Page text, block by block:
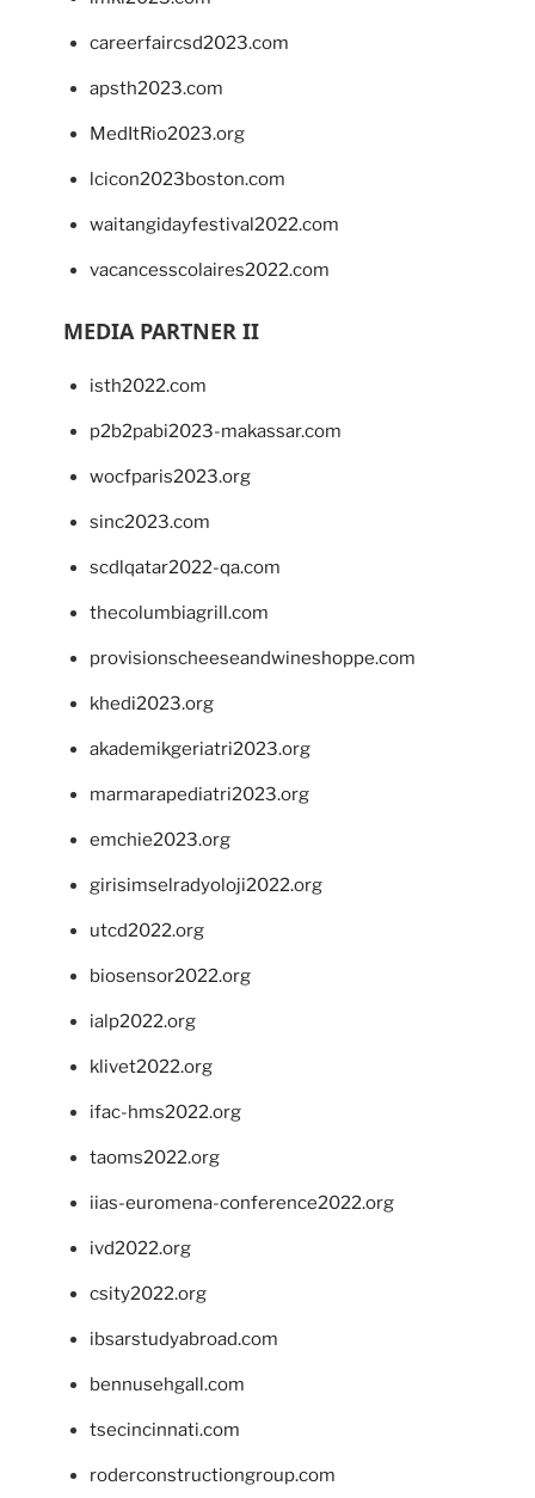
careerfaircsd2023.com
apsth2023.com
MedItRio2023.org
lcicon2023boston.com
waitangidayfestival2022.com
vacancesscolaires2022.com
MEDIA PARTNER II
isth2022.com
p2b2pabi2023-makassar.com
wocfparis2023.org
sinc2023.com
scdlqatar2022-qa.com
thecolumbiagrill.com
provisionscheeseandwineshoppe.com
khedi2023.org
akademikgeriatri2023.org
marmarapediatri2023.org
emchie2023.org
girisimselradyoloji2022.org
utcd2022.org
biosensor2022.org
ialp2022.org
klivet2022.org
ifac-hms2022.org
taoms2022.org
iias-euromena-conference2022.org
ivd2022.org
csity2022.org
ibsarstudyabroad.com
bennusehgall.com
tsecincinnati.com
roderconstructiongroup.com